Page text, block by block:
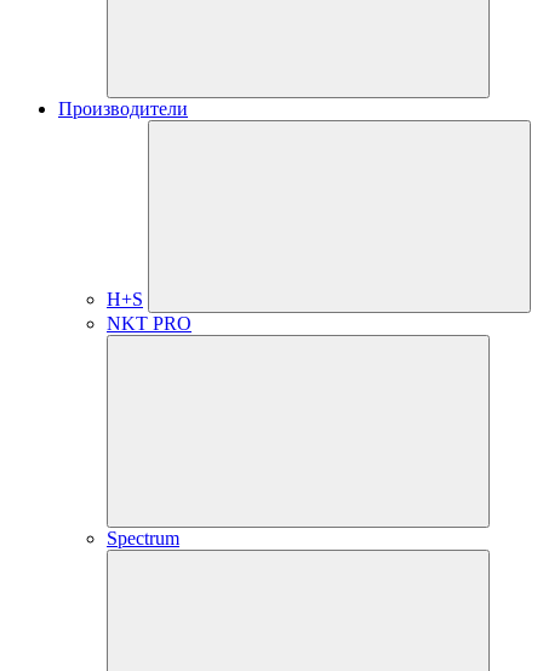
Производители
H+S
NKT PRO
Spectrum